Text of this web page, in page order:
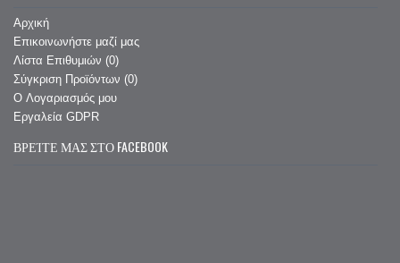
Αρχική
Επικοινωνήστε μαζί μας
Λίστα Επιθυμιών (0)
Σύγκριση Προϊόντων (0)
O Λογαριασμός μου
Εργαλεία GDPR
ΒΡΕΊΤΕ ΜΑΣ ΣΤΟ FACEBOOK